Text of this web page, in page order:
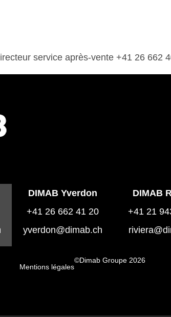
service après-vente +41 26 662
DIMAB Yverdon
+41 26 662 41 20
yverdon@dimab.ch
DIMAB
+41 21
Mentions légales
©Dimab Groupe 2026